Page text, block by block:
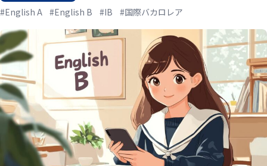
#English A #English B #IB #国際バカロレア